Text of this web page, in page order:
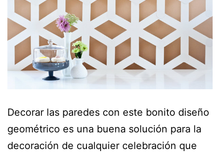
Decorar las paredes con este bonito diseño
geométrico es una buena solución para la
decoración de cualquier celebración que